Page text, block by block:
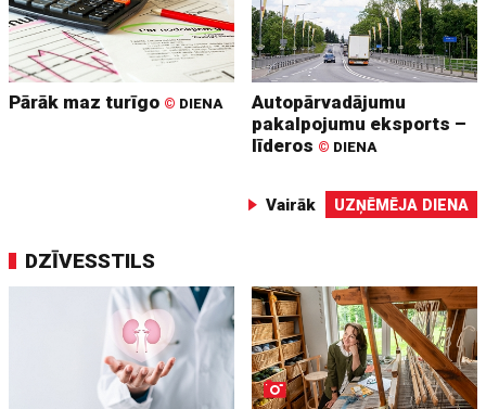
Pārāk maz turīgo © DIENA
Autopārvadājumu
pakalpojumu eksports –
līderos © DIENA
Vairāk UZŅĒMĒJA DIENA
DZĪVESSTILS